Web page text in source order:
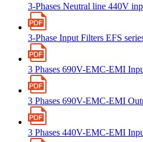
3-Phases Neutral line 440V
3-Phase Input Filters EFS
3 Phases 690V-EMC-EMI
3 Phases 690V-EMC-EMI
3 Phases 440V-EMC-EMI